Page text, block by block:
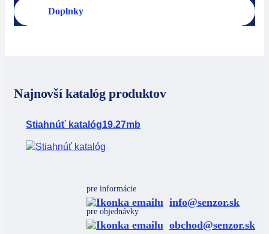
Doplnky
Najnovší katalóg produktov
Stiahnúť katalóg19.27mb
pre informácie
info@senzor.sk
pre objednávky
obchod@senzor.sk